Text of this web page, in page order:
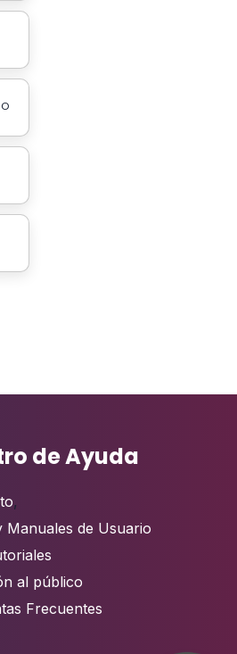
de Ayuda
,
Manuales de Usuario
al público
Frecuentes